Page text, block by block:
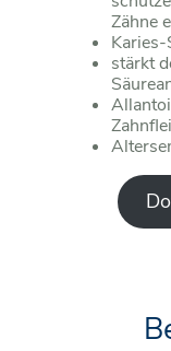
Zähne
stärkt